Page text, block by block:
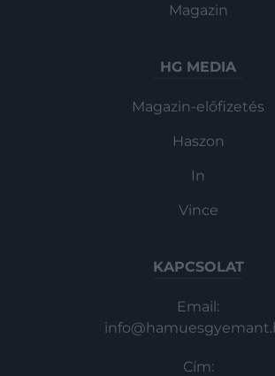
Magazin
HG MEDIA
Magazin-előfizetés
Haszon
In
Vince
KAPCSOLAT
Email:
Cím: